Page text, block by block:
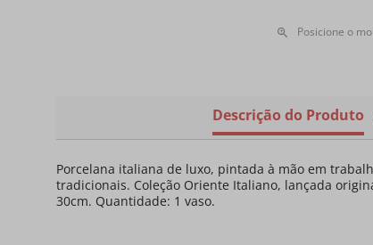
Posicione o
Descrição do Produto
Porcelana italiana de luxo, pintada à mão em
tradicionais. Coleção Oriente Italiano, lançada
30cm. Quantidade: 1 vaso.